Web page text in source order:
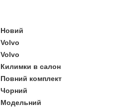
Новий
Volvo
Volvo
Килимки в салон
Повний комплект
Чорний
Модельний